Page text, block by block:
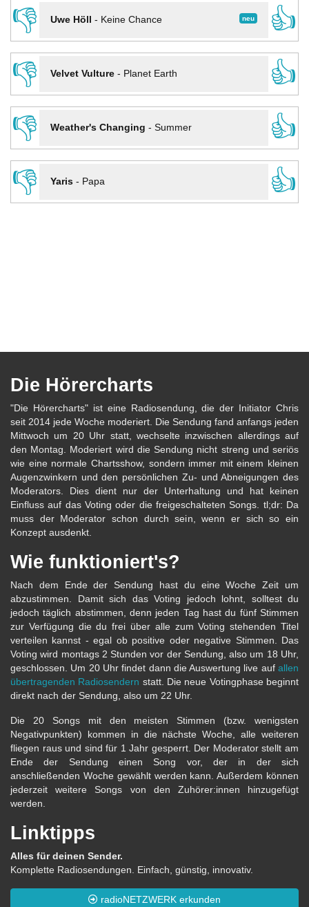
👎
neu
Uwe Höll - Keine Chance
👍
👎
Velvet Vulture- Planet Earth
👍
👎
Weather's Changing - Summer
👍
👎
Yaris- Papa 👍
Die Hörercharts
"Die Hörercharts" ist eine Radiosendung, die der Initiator Chris
seit 2014 jede Woche moderiert. Die Sendung fand anfangs jeden
Mittwoch um 20 Uhr statt, wechselte inzwischen allerdings auf
den Montag. Moderiert wird die Sendung nicht streng und seriös
wie eine normale Chartsshow, sondern immer mit einem kleinen
Augenzwinkern und den persönlichen Zu- und Abneigungen des
Moderators. Dies dient nur der Unterhaltung und hat keinen
Einfluss auf das Voting oder die freigeschalteten Songs. tl;dr: Da
muss der Moderator schon durch sein, wenn er sich so ein
Konzept ausdenkt.
Wie funktioniert's?
Nach dem Ende der Sendung hast du eine Woche Zeit um
abzustimmen. Damit sich das Voting jedoch lohnt, solltest du
jedoch täglich abstimmen, denn jeden Tag hast du fünf Stimmen
zur Verfügung die du frei über alle zum Voting stehenden Titel
verteilen kannst - egal ob positive oder negative Stimmen. Das
Voting wird montags 2 Stunden vor der Sendung, also um 18 Uhr,
geschlossen. Um 20 Uhr findet dann die Auswertung live auf allen
übertragenden Radiosendern statt. Die neue Votingphase beginnt
direkt nach der Sendung, also um 22 Uhr.
Die 20 Songs mit den meisten Stimmen (bzw. wenigsten
Negativpunkten) kommen in die nächste Woche, alle weiteren
fliegen raus und sind für 1 Jahr gesperrt. Der Moderator stellt am
Ende der Sendung einen Song vor, der in der sich
anschließenden Woche gewählt werden kann. Außerdem können
jederzeit weitere Songs von den Zuhörer:innen hinzugefügt
werden.
Linktipps
Alles für deinen Sender.
Komplette Radiosendungen. Einfach, günstig, innovativ.
radioNETZWERK erkunden